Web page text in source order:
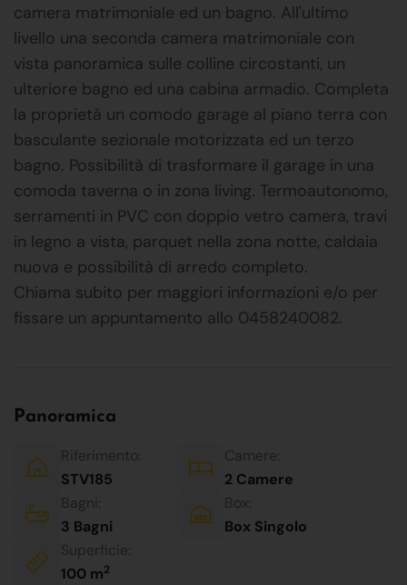
camera matrimoniale ed un bagno. All'ultimo
livello una seconda camera matrimoniale con
vista panoramica sulle colline circostanti, un
ulteriore bagno ed una cabina armadio. Completa
la proprietà un comodo garage al piano terra con
basculante sezionale motorizzata ed un terzo
bagno. Possibilità di trasformare il garage in una
comoda taverna o in zona living. Termoautonomo,
serramenti in PVC con doppio vetro camera, travi
in legno a vista, parquet nella zona notte, caldaia
nuova e possibilità di arredo completo.
Chiama subito per maggiori informazioni e/o per
fissare un appuntamento allo 0458240082.
Panoramica
Riferimento:
STV185
Camere:
2 Camere
Bagni:
3 Bagni
Box:
Box Singolo
Superficie:
100 m2